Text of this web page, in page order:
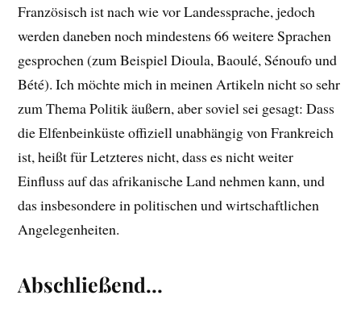
Französisch ist nach wie vor Landessprache, jedoch
werden daneben noch mindestens 66 weitere Sprachen
gesprochen (zum Beispiel Dioula, Baoulé, Sénoufo und
Bété). Ich möchte mich in meinen Artikeln nicht so sehr
zum Thema Politik äußern, aber soviel sei gesagt: Dass
die Elfenbeinküste offiziell unabhängig von Frankreich
ist, heißt für Letzteres nicht, dass es nicht weiter
Einfluss auf das afrikanische Land nehmen kann, und
das insbesondere in politischen und wirtschaftlichen
Angelegenheiten.
Abschließend…